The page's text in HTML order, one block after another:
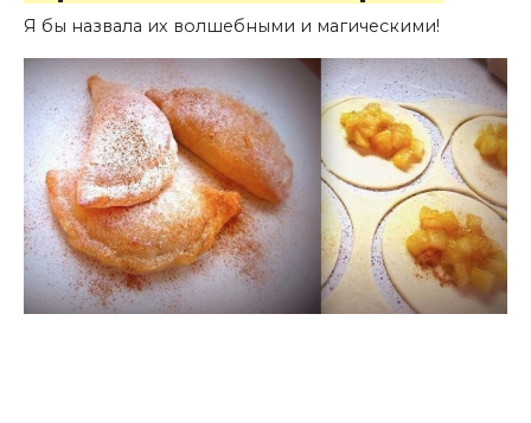
Я бы назвала их волшебными и магическими!